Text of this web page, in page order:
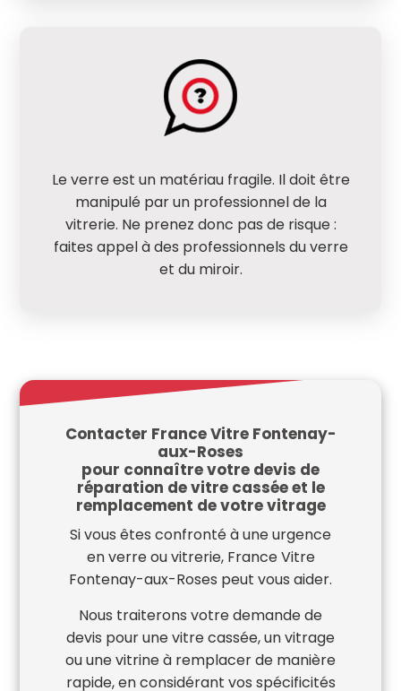
Le verre est un matériau fragile. Il doit être
manipulé par un professionnel de la
vitrerie. Ne prenez donc pas de risque :
faites appel à des professionnels du verre
et du miroir.
Contacter France Vitre Fontenay-
aux-Roses
pour connaître votre devis de
réparation de vitre cassée et le
remplacement de votre vitrage
Si vous êtes confronté à une urgence
en verre ou vitrerie, France Vitre
Fontenay-aux-Roses peut vous aider.
Nous traiterons votre demande de
devis pour une vitre cassée, un vitrage
ou une vitrine à remplacer de manière
rapide, en considérant vos spécificités